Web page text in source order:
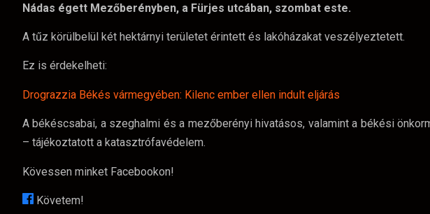
Nádas égett Mezőberényben, a Fürjes utcában, szombat este.
A tűz körülbelül két hektárnyi területet érintett és lakóházakat veszélyeztetett.
Ez is érdekelheti:
Drograzzia Békés vármegyében: Kilenc ember ellen indult eljárás
A békéscsabai, a szeghalmi és a mezőberényi hivatásos, valamint a békési
– tájékoztatott a katasztrófavédelem.
Kövessen minket Facebookon!
Követem!